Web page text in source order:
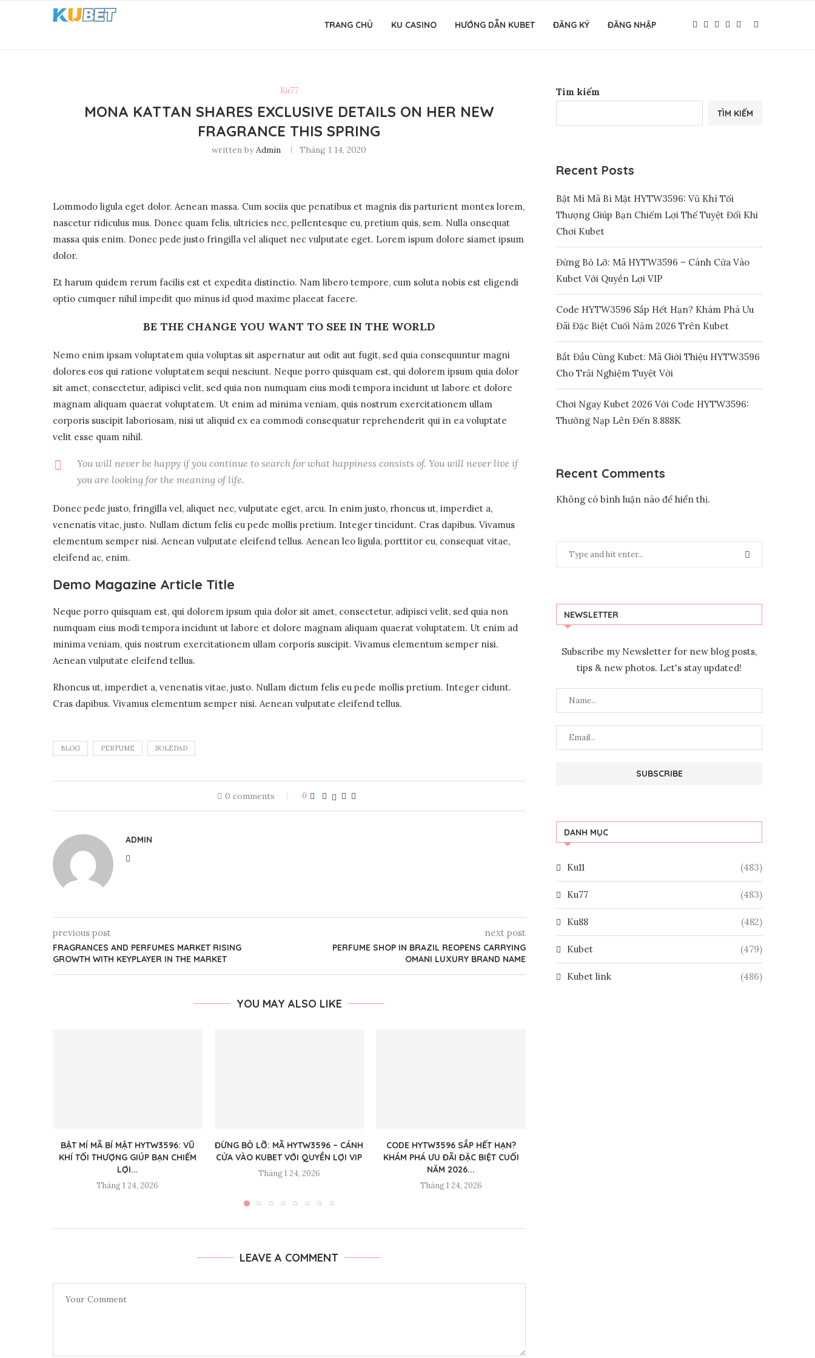
TRANG CHỦ KU CASINO HƯỚNG DẪN KUBET ĐĂNG KÝ ĐĂNG NHẬP
Ku77
MONA KATTAN SHARES EXCLUSIVE DETAILS ON HER NEW
FRAGRANCE THIS SPRING
written byAdmin Tháng 1 14, 2020
Lommodo ligula eget dolor. Aenean massa. Cum sociis que penatibus et magnis dis parturient montes lorem,
nascetur ridiculus mus. Donec quam felis, ultricies nec, pellentesque eu, pretium quis, sem. Nulla onsequat
massa quis enim. Donec pede justo fringilla vel aliquet nec vulputate eget. Lorem ispum dolore siamet ipsum
dolor.
Et harum quidem rerum facilis est et expedita distinctio. Nam libero tempore, cum soluta nobis est eligendi
optio cumquer nihil impedit quo minus id quod maxime placeat facere.
BE THE CHANGE YOU WANT TO SEE IN THE WORLD
Nemo enim ipsam voluptatem quia voluptas sit aspernatur aut odit aut fugit, sed quia consequuntur magni
dolores eos qui ratione voluptatem sequi nesciunt. Neque porro quisquam est, qui dolorem ipsum quia dolor
sit amet, consectetur, adipisci velit, sed quia non numquam eius modi tempora incidunt ut labore et dolore
magnam aliquam quaerat voluptatem. Ut enim ad minima veniam, quis nostrum exercitationem ullam
corporis suscipit laboriosam, nisi ut aliquid ex ea commodi consequatur reprehenderit qui in ea voluptate
velit esse quam nihil.
You will never be happy if you continue to search for what happiness consists of. You will never live if
you are looking for the meaning of life.
Donec pede justo, fringilla vel, aliquet nec, vulputate eget, arcu. In enim justo, rhoncus ut, imperdiet a,
venenatis vitae, justo. Nullam dictum felis eu pede mollis pretium. Integer tincidunt. Cras dapibus. Vivamus
elementum semper nisi. Aenean vulputate eleifend tellus. Aenean leo ligula, porttitor eu, consequat vitae,
eleifend ac, enim.
Demo Magazine Article Title
Neque porro quisquam est, qui dolorem ipsum quia dolor sit amet, consectetur, adipisci velit, sed quia non
numquam eius modi tempora incidunt ut labore et dolore magnam aliquam quaerat voluptatem. Ut enim ad
minima veniam, quis nostrum exercitationem ullam corporis suscipit. Vivamus elementum semper nisi.
Aenean vulputate eleifend tellus.
Rhoncus ut, imperdiet a, venenatis vitae, justo. Nullam dictum felis eu pede mollis pretium. Integer cidunt.
Cras dapibus. Vivamus elementum semper nisi. Aenean vulputate eleifend tellus.
BLOG PERFUME SOLEDAD
0 comments 0
ADMIN
previous post
FRAGRANCES AND PERFUMES MARKET RISING
GROWTH WITH KEYPLAYER IN THE MARKET
next post
PERFUME SHOP IN BRAZIL REOPENS CARRYING
OMANI LUXURY BRAND NAME
YOU MAY ALSO LIKE
BẬT MÍ MÃ BÍ MẬT HYTW3596: VŨ
KHÍ TỐI THƯỢNG GIÚP BẠN CHIẾM
LỢI...
Tháng 1 24, 2026
ĐỪNG BỎ LỠ: MÃ HYTW3596 – CÁNH
CỬA VÀO KUBET VỚI QUYỀN LỢI VIP
Tháng 1 24, 2026
CODE HYTW3596 SẮP HẾT HẠN?
KHÁM PHÁ ƯU ĐÃI ĐẶC BIỆT CUỐI
NĂM 2026...
Tháng 1 24, 2026
LEAVE A COMMENT
Tìm kiếm
TÌM KIẾM
Recent Posts
Bật Mí Mã Bí Mật HYTW3596: Vũ Khí Tối
Thượng Giúp Bạn Chiếm Lợi Thế Tuyệt Đối Khi
Chơi Kubet
Đừng Bỏ Lỡ: Mã HYTW3596 – Cánh Cửa Vào
Kubet Với Quyền Lợi VIP
Code HYTW3596 Sắp Hết Hạn? Khám Phá Ưu
Đãi Đặc Biệt Cuối Năm 2026 Trên Kubet
Bắt Đầu Cùng Kubet: Mã Giới Thiệu HYTW3596
Cho Trải Nghiệm Tuyệt Vời
Chơi Ngay Kubet 2026 Với Code HYTW3596:
Thưởng Nạp Lên Đến 8.888K
Recent Comments
Không có bình luận nào để hiển thị.
NEWSLETTER
Subscribe my Newsletter for new blog posts,
tips & new photos. Let's stay updated!
DANH MỤC
Ku11 (483)
Ku77 (483)
Ku88 (482)
Kubet (479)
Kubet link (486)